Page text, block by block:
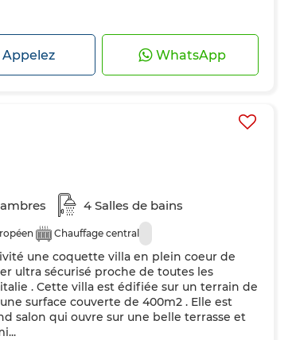
Appelez WhatsApp
4 Salles de bains
Chauffage central
une coquette villa en plein coeur de
ultra sécurisé proche de toutes les
. Cette villa est édifiée sur un terrain de
surface couverte de 400m2 . Elle est
salon qui ouvre sur une belle terrasse et